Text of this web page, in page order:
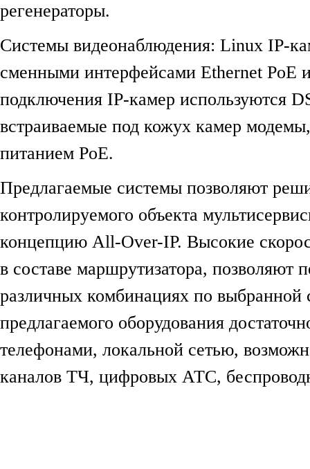
регенераторы.
Системы видеонаблюдения: Linux IP-
сменными интерфейсами Ethernet PoE
подключения IP-камер используются
встраиваемые под кожух камер
питанием PoE.
Предлагаемые системы позволяют
контролируемого объекта
концепцию All-Over-IP. Высокие
в составе маршрутизатора, позволяют
различных комбинациях по выбранной
предлагаемого оборудования
телефонами, локальной сетью,
каналов ТЧ, цифровых АТС,